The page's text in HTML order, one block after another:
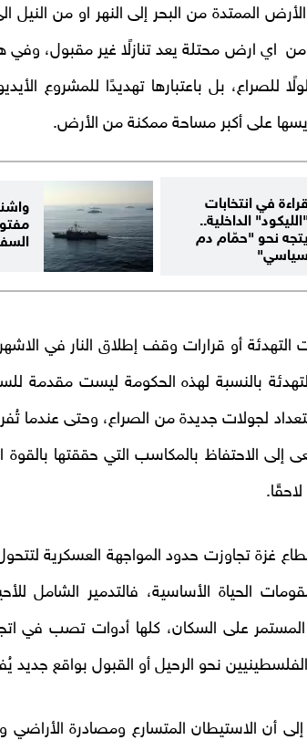
الممتدة من البحر إلى النهر او من النيل
اي ارض محتلة يعد تنازلًا غير مقبول، وفي
للصراع، بل باعتبارها تهديدًا للمشروع
على أكبر مساحة ممكنة من الأرض.
قراءة في انتخابات
"الليكود" الداخلية..
يتجه نحو "حمّام دم
سياسي"
التهدئة أو قرارات وقف إطلاق النار في
بالنسبة لهذه الحكومة ليست مقدمة
لجولات جديدة من الصراع، وحتى عندما
الاحتفاظ بالمكاسب التي حققتها بالقوة
غزة تجاوزت حدود المواجهة العسكرية
الحياة الأساسية، فالتدمير الشامل
المستمر على السكان، كلها أدوات تصب في
نحو الرحيل أو القبول بواقع جديد
أن الاستيطان المتسارع ومصادرة الأراضي